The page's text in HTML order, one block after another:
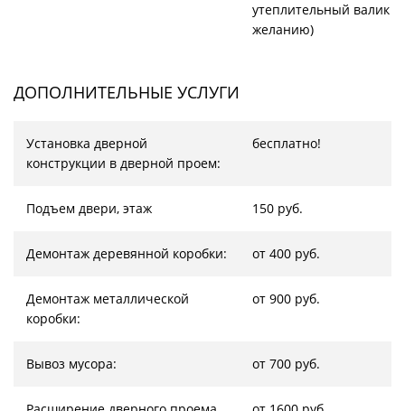
утеплительный валик
желанию)
ДОПОЛНИТЕЛЬНЫЕ УСЛУГИ
Установка дверной
конструкции в дверной проем:
бесплатно!
Подъем двери, этаж 150 руб.
Демонтаж деревянной коробки: от 400 руб.
Демонтаж металлической
коробки:
от 900 руб.
Вывоз мусора: от 700 руб.